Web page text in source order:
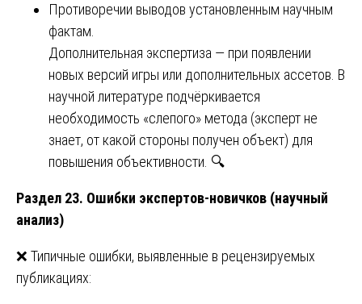
Противоречии выводов установленным научным
фактам.
Дополнительная экспертиза — при появлении
новых версий игры или дополнительных ассетов. В
научной литературе подчёркивается
необходимость «слепого» метода (эксперт не
знает, от какой стороны получен объект) для
повышения объективности. 🔍
Раздел 23. Ошибки экспертов-новичков (научный
анализ)
❌ Типичные ошибки, выявленные в рецензируемых
публикациях: